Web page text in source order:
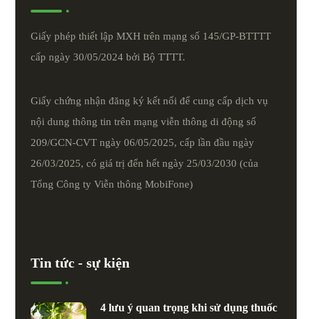
Giấy phép thiết lập MXH trên mạng số 145/GP-BTTTT
cấp ngày 30/05/2024 bởi Bộ TTTT.
Giấy chứng nhận đăng ký kết nối để cung cấp dịch vụ
nội dung thông tin trên mạng viễn thông di động số
209/GCN-CVT ngày 06/05/2025, cấp lần đầu ngày
26/03/2025, có giá trị đến hết ngày 25/03/2030 (của
Tổng Công ty Viễn thông MobiFone)
Tin tức - sự kiện
4 lưu ý quan trọng khi sử dụng thuốc